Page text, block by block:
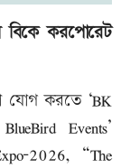
বিকে করপোরেট
যোগ করতে ‘BK
Events’
2026, “The